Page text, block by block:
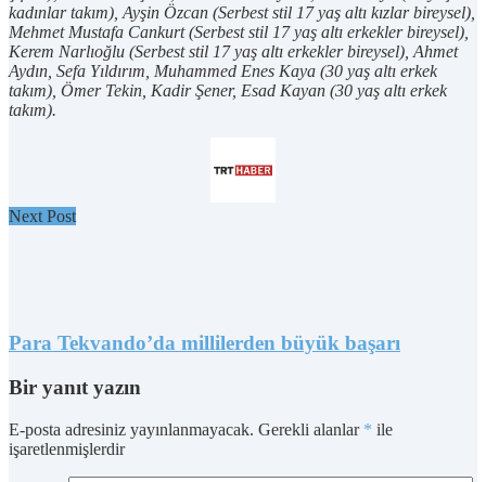
kadınlar takım), Ayşin Özcan (Serbest stil 17 yaş altı kızlar bireysel),
Mehmet Mustafa Cankurt (Serbest stil 17 yaş altı erkekler bireysel),
Kerem Narlıoğlu (Serbest stil 17 yaş altı erkekler bireysel), Ahmet
Aydın, Sefa Yıldırım, Muhammed Enes Kaya (30 yaş altı erkek
takım), Ömer Tekin, Kadir Şener, Esad Kayan (30 yaş altı erkek
takım).
Next Post
Para Tekvando’da millilerden büyük başarı
Bir yanıt yazın
E-posta adresiniz yayınlanmayacak. Gerekli alanlar * ile
işaretlenmişlerdir